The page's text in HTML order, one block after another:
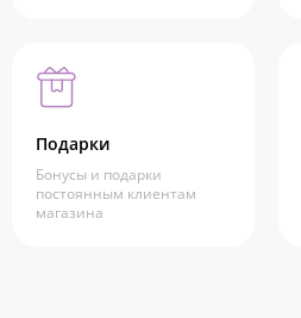
Подарки
Бонусы и подарки
постоянным клиентам
магазина